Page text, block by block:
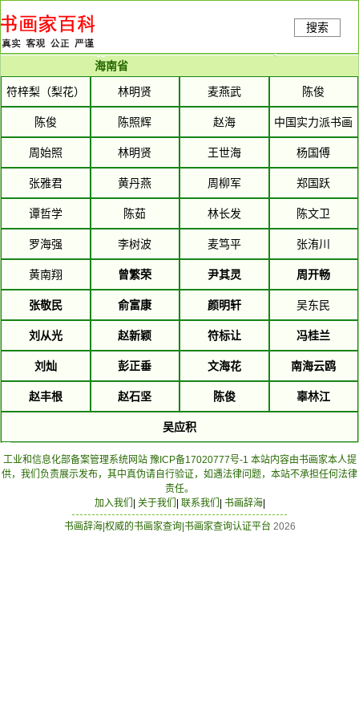
搜索
海南省
符梓梨（梨花）
林明贤 麦燕武 陈俊
陈俊 陈照辉 赵海 中国实力派书画
家——黄泽文
周始照 林明贤 王世海 杨国傅
张雅君 黄丹燕 周柳军 郑国跃
谭哲学 陈茹 林长发 陈文卫
罗海强 李树波 麦笃平 张洧川
黄南翔 曾繁荣 尹其灵 周开畅
张敬民 俞富康 颜明轩 吴东民
刘从光 赵新颖 符标让 冯桂兰
刘灿 彭正垂 文海花 南海云鸥
赵丰根 赵石坚 陈俊 辜林江
吴应积
工业和信息化部备案管理系统网站 豫ICP备17020777号-1 本站内容由书画家本人提
供，我们负责展示发布，其中真伪请自行验证，如遇法律问题，本站不承担任何法律
责任。
加入我们
关于我们 联系我们 书画辞海|
书画辞海|权威的书画家查询|书画家查询认证平台 2026